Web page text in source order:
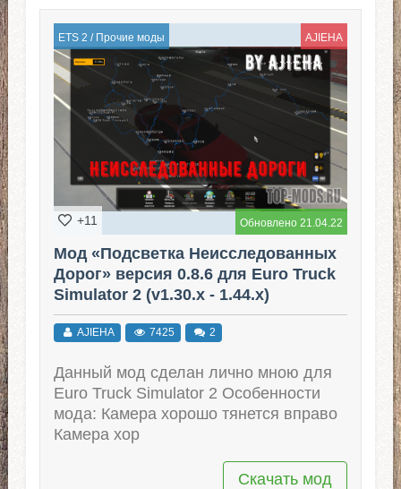
ETS 2 / Прочие моды AJIEHA
Обновлено 21.04.22
+11
Мод «Подсветка Неисследованных
Дорог» версия 0.8.6 для Euro Truck
Simulator 2 (v1.30.x - 1.44.x)
AJIEHA 7425 2
Данный мод сделан лично мною для
Euro Truck Simulator 2 Особенности
мода: Камера хорошо тянется вправо
Камера хор
Скачать мод